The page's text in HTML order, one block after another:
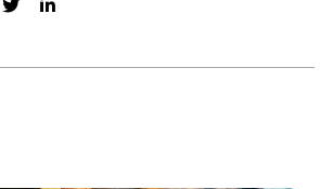
Twitter link
LinkedIn link